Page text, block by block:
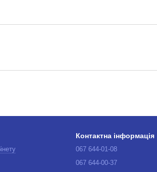
Контактна інформація
067 644-01-08
067 644-00-37